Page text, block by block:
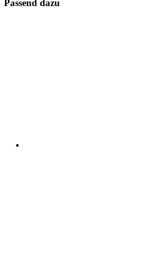
Passend dazu